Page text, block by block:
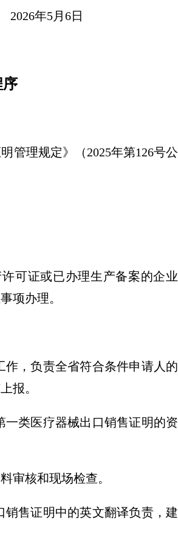
日
序
管理规定》（2025年第126号公
可证或已办理生产备案的企业
项办理。
，负责全省符合条件申请人的
报。
类医疗器械出口销售证明的资
审核和现场检查。
售证明中的英文翻译负责，建